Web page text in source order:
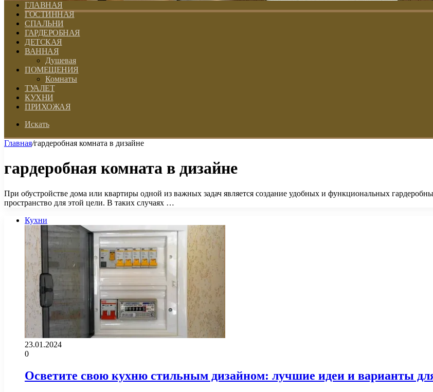
ГЛАВНАЯ
ГОСТИННАЯ
СПАЛЬНИ
ГАРДЕРОБНАЯ
ДЕТСКАЯ
ВАННАЯ
Душевая
ПОМЕЩЕНИЯ
Комнаты
ТУАЛЕТ
КУХНИ
ПРИХОЖАЯ
Искать
Главная/гардеробная комната в дизайне
гардеробная комната в дизайне
При обустройстве дома или квартиры одной из важных задач является создание удобных и функциональных
пространство для этой цели. В таких случаях …
Кухни
23.01.2024
0
Осветите свою кухню стильным дизайном: лучшие идеи и варианты